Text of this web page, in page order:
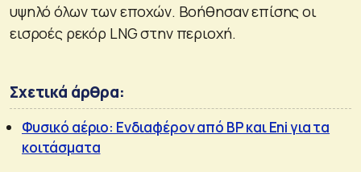
υψηλό όλων των εποχών. Βοήθησαν επίσης οι
εισροές ρεκόρ LNG στην περιοχή.
Σχετικά άρθρα:
Φυσικό αέριο: Ενδιαφέρον από BP και Eni για τα
κοιτάσματα